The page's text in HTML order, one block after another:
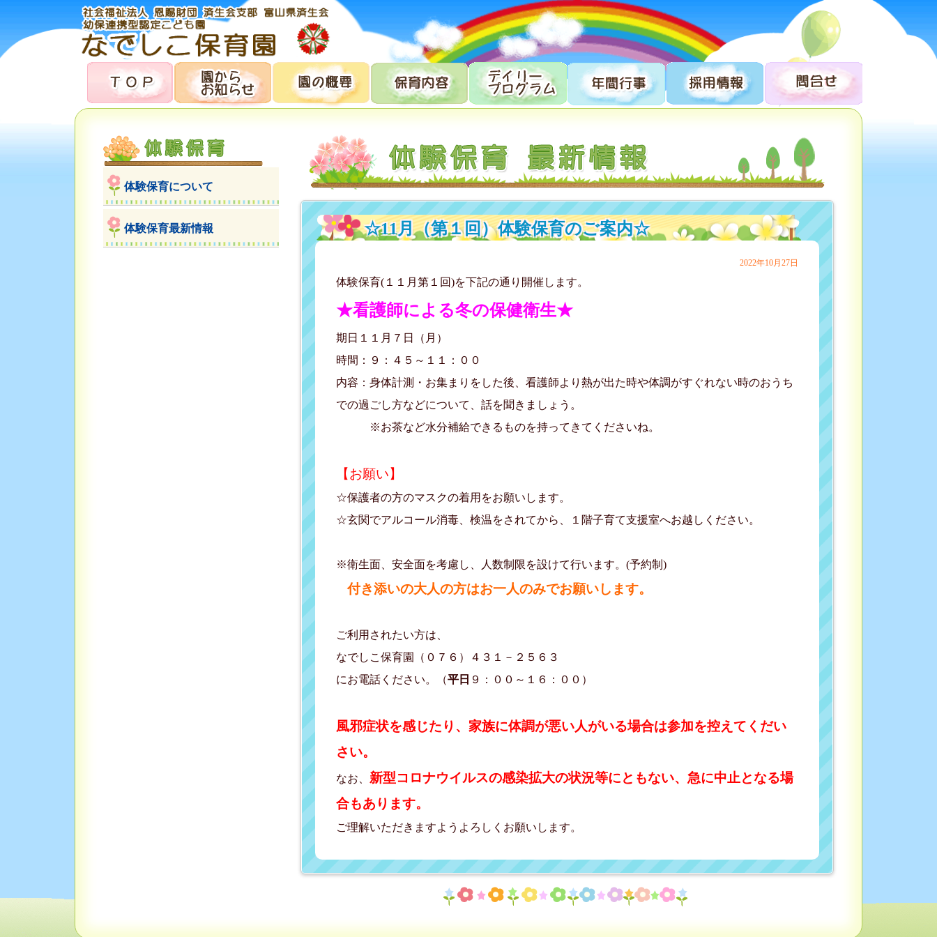
☆11月（第１回）体験保育のご案内☆
2022年10月27日
体験保育(１１月第１回)を下記の通り開催します。
★看護師による冬の保健衛生★
期日１１月７日（月）
時間：９：４５～１１：００
内容：身体計測・お集まりをした後、看護師より熱が出た時や体調がすぐれない時のおうち
での過ごし方などについて、話を聞きましょう。
※お茶など水分補給できるものを持ってきてくださいね。
【お願い】
☆保護者の方のマスクの着用をお願いします。
☆玄関でアルコール消毒、検温をされてから、１階子育て支援室へお越しください。
※衛生面、安全面を考慮し、人数制限を設けて行います。(予約制)
付き添いの大人の方はお一人のみでお願いします。
ご利用されたい方は、
なでしこ保育園（０７６）４３１－２５６３
にお電話ください。（平日 ９：００～１６：００）
風邪症状を感じたり、家族に体調が悪い人がいる場合は参加を控えてくだい
さい。
なお、 新型コロナウイルスの感染拡大の状況等にともない、急に中止となる場
合もあります。
ご理解いただきますようよろしくお願いします。
体験保育について
体験保育最新情報